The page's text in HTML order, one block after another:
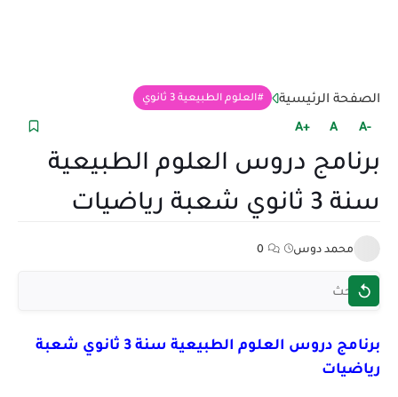
الصفحة الرئيسية العلوم الطبيعية 3 ثانوي
+A A -A
برنامج دروس العلوم الطبيعية
سنة 3 ثانوي شعبة رياضيات
محمد دوس 0
برنامج دروس العلوم الطبيعية سنة 3 ثانوي شعبة
رياضيات